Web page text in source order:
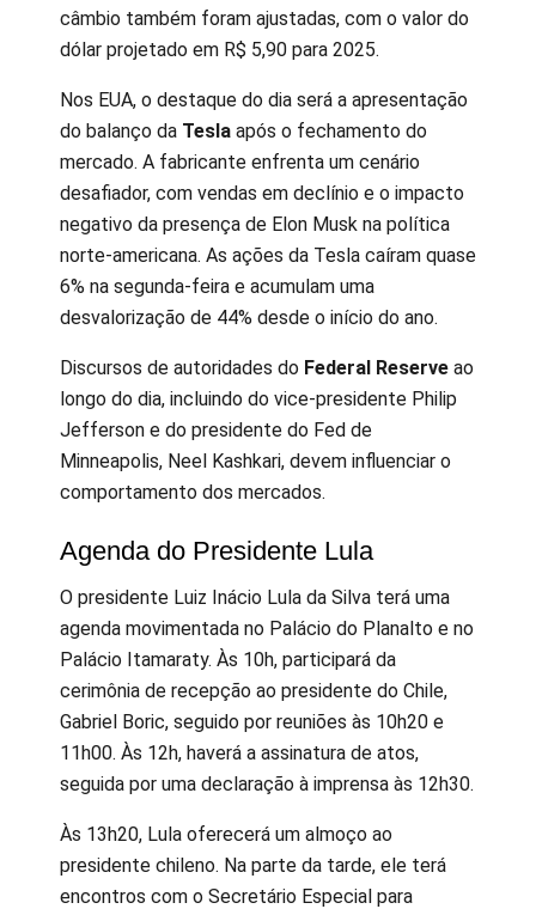
câmbio também foram ajustadas, com o valor do
dólar projetado em R$ 5,90 para 2025.
Nos EUA, o destaque do dia será a apresentação
do balanço da Tesla após o fechamento do
mercado. A fabricante enfrenta um cenário
desafiador, com vendas em declínio e o impacto
negativo da presença de Elon Musk na política
norte-americana. As ações da Tesla caíram quase
6% na segunda-feira e acumulam uma
desvalorização de 44% desde o início do ano.
Discursos de autoridades do Federal Reserve ao
longo do dia, incluindo do vice-presidente Philip
Jefferson e do presidente do Fed de
Minneapolis, Neel Kashkari, devem influenciar o
comportamento dos mercados.
Agenda do Presidente Lula
O presidente Luiz Inácio Lula da Silva terá uma
agenda movimentada no Palácio do Planalto e no
Palácio Itamaraty. Às 10h, participará da
cerimônia de recepção ao presidente do Chile,
Gabriel Boric, seguido por reuniões às 10h20 e
11h00. Às 12h, haverá a assinatura de atos,
seguida por uma declaração à imprensa às 12h30.
Às 13h20, Lula oferecerá um almoço ao
presidente chileno. Na parte da tarde, ele terá
encontros com o Secretário Especial para